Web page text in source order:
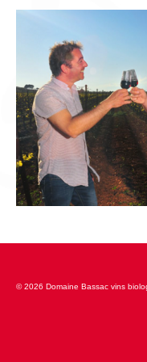
L’équipe
Presse
Contact
English
© 2026 Domaine Bassac vins